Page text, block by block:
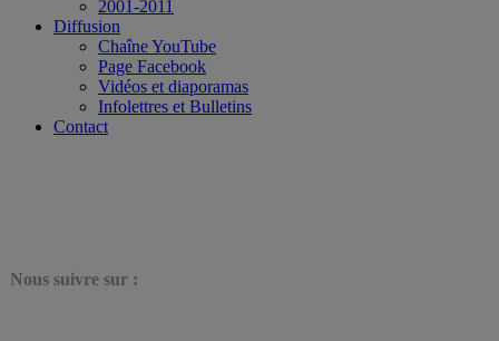
2001-2011
Diffusion
Chaîne YouTube
Page Facebook
Vidéos et diaporamas
Infolettres et Bulletins
Contact
Nous suivre sur :